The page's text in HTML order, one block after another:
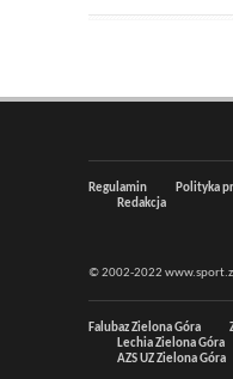
Regulamin Polityka
Redakcja
© 2002-2022
Falubaz Zielona Góra
Lechia Zielona Góra
AZS UZ Zielona Góra